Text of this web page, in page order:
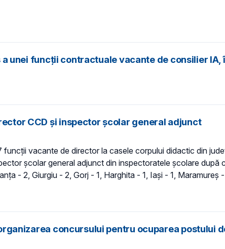
unei funcții contractuale vacante de consilier IA,
CCD şi inspector şcolar general adjunct
vacante de director la casele corpului didactic din
școlar general adjunct din inspectoratele şcolare după
- 2, Giurgiu - 2, Gorj - 1, Harghita - 1, Iaşi - 1, Maramureş -
concursului pentru ocuparea postului